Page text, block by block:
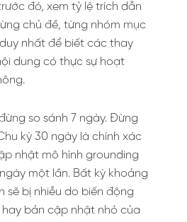
đó, xem tỷ lệ trích dẫn
chủ đề, từng nhóm mục
nhất để biết các thay
dung có thực sự hoạt
so sánh 7 ngày. Đừng
kỳ 30 ngày là chính xác
nhật mô hình grounding
một lần. Bất kỳ khoảng
sẽ bị nhiễu do biến động
bản cập nhật nhỏ của